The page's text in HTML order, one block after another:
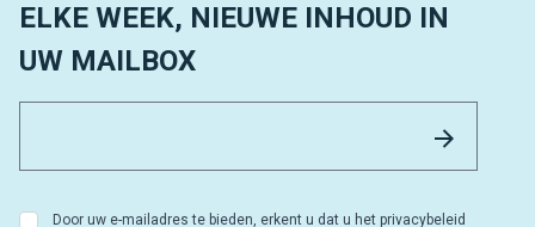
ELKE WEEK, NIEUWE INHOUD IN
UW MAILBOX
Door uw e-mailadres te bieden, erkent u dat u het privacybeleid